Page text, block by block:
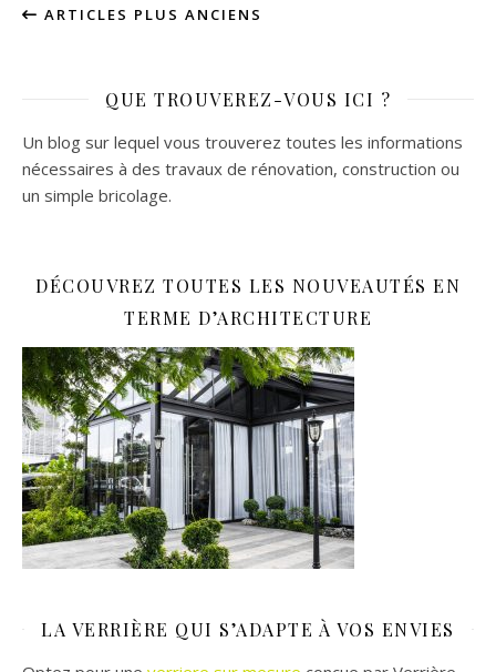
ARTICLES PLUS ANCIENS
QUE TROUVEREZ-VOUS ICI ?
Un blog sur lequel vous trouverez toutes les informations
nécessaires à des travaux de rénovation, construction ou
un simple bricolage.
DÉCOUVREZ TOUTES LES NOUVEAUTÉS EN
TERME D’ARCHITECTURE
LA VERRIÈRE QUI S’ADAPTE À VOS ENVIES